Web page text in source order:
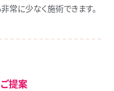
常に少なく施術できます。
提案